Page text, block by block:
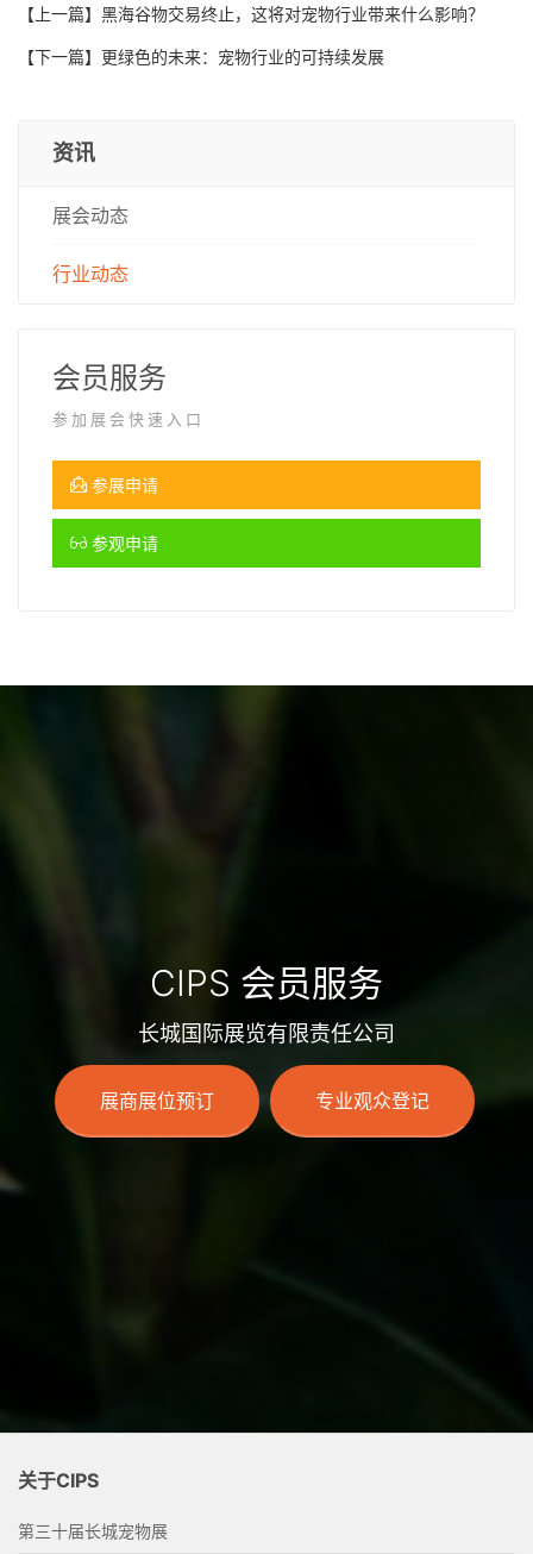
【上一篇】 黑海谷物交易终止，这将对宠物行业带来什么影响？
【下一篇】 更绿色的未来：宠物行业的可持续发展
资讯
展会动态
行业动态
会员服务
参加展会快速入口
参展申请
参观申请
CIPS 会员服务
长城国际展览有限责任公司
展商展位预订 专业观众登记
关于CIPS
第三十届长城宠物展